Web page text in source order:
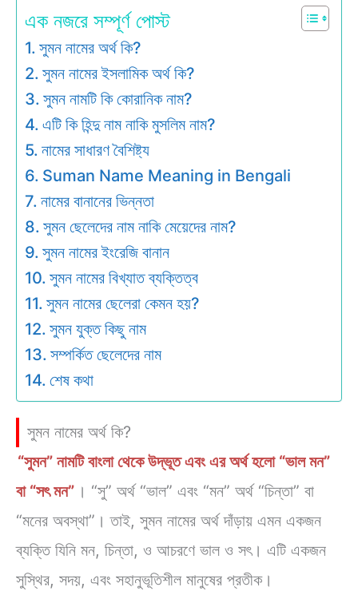
এক নজরে সম্পূর্ণ পোস্ট
সুমন নামের অর্থ কি?
সুমন নামের ইসলামিক অর্থ কি?
সুমন নামটি কি কোরানিক নাম?
এটি কি হিন্দু নাম নাকি মুসলিম নাম?
নামের সাধারণ বৈশিষ্ট্য
Suman Name Meaning in Bengali
নামের বানানের ভিন্নতা
সুমন ছেলেদের নাম নাকি মেয়েদের নাম?
সুমন নামের ইংরেজি বানান
সুমন নামের বিখ্যাত ব্যক্তিত্ব
সুমন নামের ছেলেরা কেমন হয়?
সুমন যুক্ত কিছু নাম
সম্পর্কিত ছেলেদের নাম
শেষ কথা
সুমন নামের অর্থ কি?
“সুমন” নামটি বাংলা থেকে উদ্ভূত এবং এর অর্থ হলো “ভাল মন”
বা “সৎ মন” । “সু” অর্থ “ভাল” এবং “মন” অর্থ “চিন্তা” বা
“মনের অবস্থা”। তাই, সুমন নামের অর্থ দাঁড়ায় এমন একজন
ব্যক্তি যিনি মন, চিন্তা, ও আচরণে ভাল ও সৎ। এটি একজন
সুস্থির, সদয়, এবং সহানুভূতিশীল মানুষের প্রতীক।